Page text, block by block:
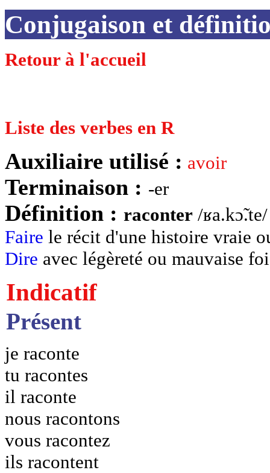
Conjugaison et
Retour à l'accueil
Liste des verbes en R
Auxiliaire utilisé : avoir
Terminaison : -er
Définition : raconter /
Faire le récit d'une histoire vraie
Dire avec légèreté ou mauvaise
Indicatif
Présent
je raconte
tu racontes
il raconte
nous racontons
vous racontez
ils racontent